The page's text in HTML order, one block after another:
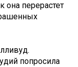
она перерастет
попросила